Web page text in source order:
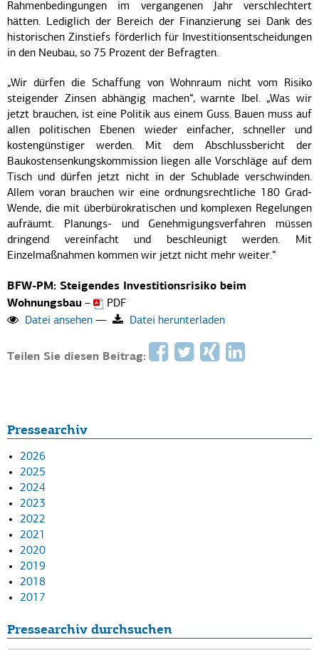
Rahmenbedingungen im vergangenen Jahr verschlechtert
hätten. Lediglich der Bereich der Finanzierung sei Dank des
historischen Zinstiefs förderlich für Investitionsentscheidungen
in den Neubau, so 75 Prozent der Befragten.
„Wir dürfen die Schaffung von Wohnraum nicht vom Risiko
steigender Zinsen abhängig machen“, warnte Ibel. „Was wir
jetzt brauchen, ist eine Politik aus einem Guss. Bauen muss auf
allen politischen Ebenen wieder einfacher, schneller und
kostengünstiger werden. Mit dem Abschlussbericht der
Baukostensenkungskommission liegen alle Vorschläge auf dem
Tisch und dürfen jetzt nicht in der Schublade verschwinden.
Allem voran brauchen wir eine ordnungsrechtliche 180 Grad-
Wende, die mit überbürokratischen und komplexen Regelungen
aufräumt. Planungs- und Genehmigungsverfahren müssen
dringend vereinfacht und beschleunigt werden. Mit
Einzelmaßnahmen kommen wir jetzt nicht mehr weiter.“
BFW-PM: Steigendes Investitionsrisiko beim
Wohnungsbau –
PDF
Datei ansehen — Datei herunterladen
Teilen Sie diesen Beitrag:
Pressearchiv
2026
2025
2024
2023
2022
2021
2020
2019
2018
2017
Pressearchiv durchsuchen